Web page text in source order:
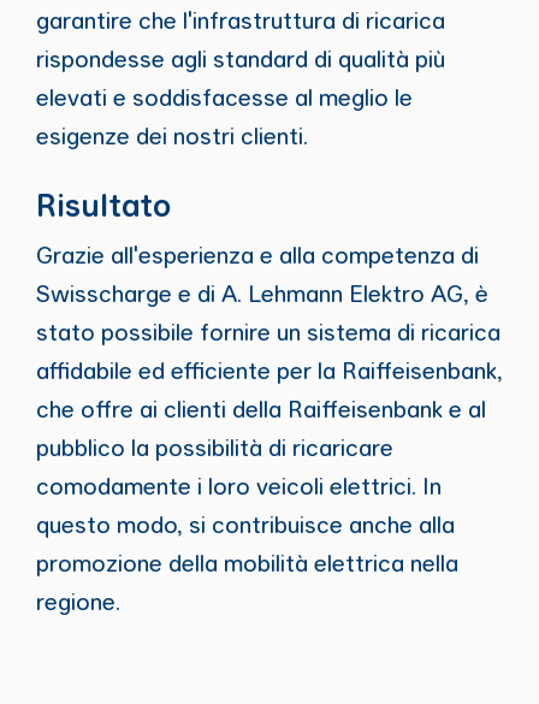
garantire che l'infrastruttura di ricarica
rispondesse agli standard di qualità più
elevati e soddisfacesse al meglio le
esigenze dei nostri clienti.
Risultato
Grazie all'esperienza e alla competenza di
Swisscharge e di A. Lehmann Elektro AG, è
stato possibile fornire un sistema di ricarica
affidabile ed efficiente per la Raiffeisenbank,
che offre ai clienti della Raiffeisenbank e al
pubblico la possibilità di ricaricare
comodamente i loro veicoli elettrici. In
questo modo, si contribuisce anche alla
promozione della mobilità elettrica nella
regione.